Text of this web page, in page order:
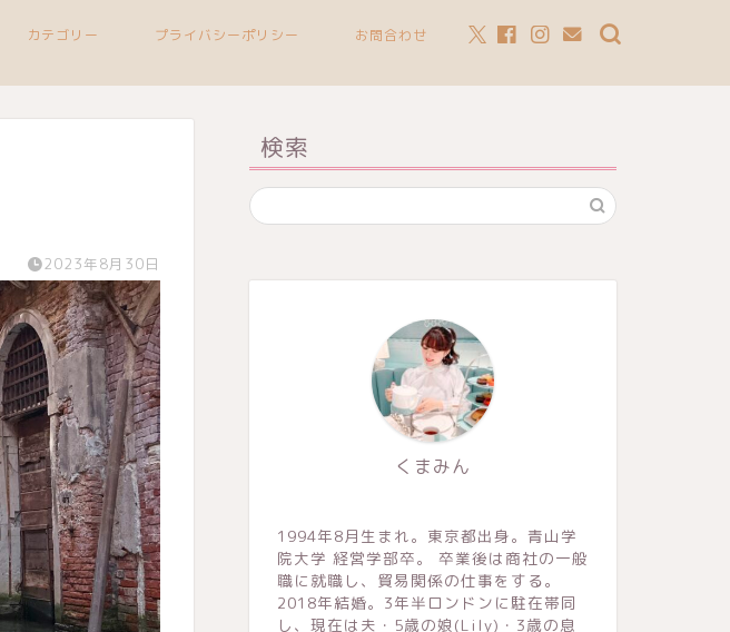
カテゴリー プライバシーポリシー お問合わせ
2023年8月30日
検索
くまみん
1994年8月生まれ。東京都出身。青山学
院大学 経営学部卒。 卒業後は商社の一般
職に就職し、貿易関係の仕事をする。
2018年結婚。3年半ロンドンに駐在帯同
し、現在は夫・5歳の娘(Lily)・3歳の息